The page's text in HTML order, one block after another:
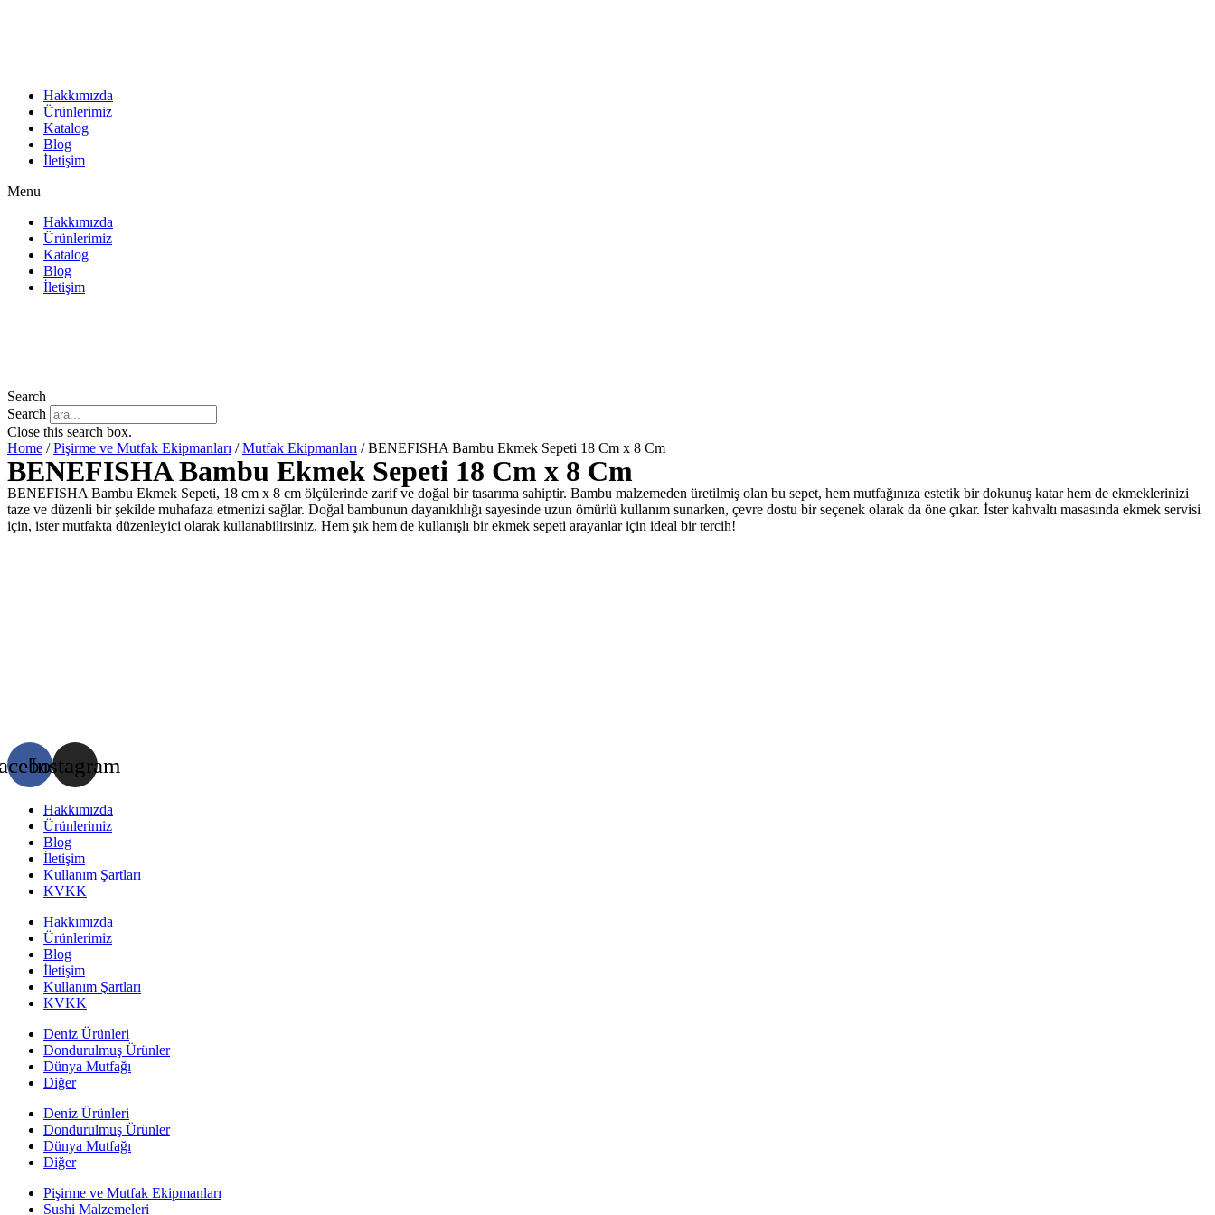
Hakkımızda
Ürünlerimiz
Katalog
Blog
İletişim
Menu
Hakkımızda
Ürünlerimiz
Katalog
Blog
İletişim
Search
Search
Close this search box.
Home /Pişirme ve Mutfak Ekipmanları /Mutfak Ekipmanları / BENEFISHA Bambu Ekmek Sepeti 18 Cm x 8 Cm
BENEFISHA Bambu Ekmek Sepeti 18 Cm x 8 Cm
BENEFISHA Bambu Ekmek Sepeti, 18 cm x 8 cm ölçülerinde zarif ve doğal bir tasarıma sahiptir. Bambu malzemeden üretilmiş olan bu sepet, hem mutfağınıza estetik bir dokunuş katar hem de ekmeklerinizi
taze ve düzenli bir şekilde muhafaza etmenizi sağlar. Doğal bambunun dayanıklılığı sayesinde uzun ömürlü kullanım sunarken, çevre dostu bir seçenek olarak da öne çıkar. İster kahvaltı masasında ekmek servisi
için, ister mutfakta düzenleyici olarak kullanabilirsiniz. Hem şık hem de kullanışlı bir ekmek sepeti arayanlar için ideal bir tercih!
Instagram
Hakkımızda
Ürünlerimiz
Blog
İletişim
Kullanım Şartları
KVKK
Hakkımızda
Ürünlerimiz
Blog
İletişim
Kullanım Şartları
KVKK
Deniz Ürünleri
Dondurulmuş Ürünler
Dünya Mutfağı
Diğer
Deniz Ürünleri
Dondurulmuş Ürünler
Dünya Mutfağı
Diğer
Pişirme ve Mutfak Ekipmanları
Sushi Malzemeleri